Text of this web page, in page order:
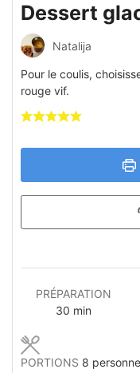
Dessert
Natalija
Pour le coulis,
rouge vif.
PRÉPARATION
30minutes
min
PORTIONS 8